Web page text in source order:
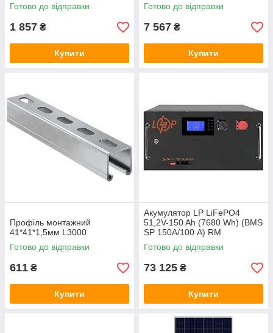
Готово до відправки
1 857 ₴
Купити
Готово до відправки
7 567 ₴
Купити
Профіль монтажний
41*41*1,5мм L3000
Готово до відправки
611 ₴
Купити
Акумулятор LP LiFePO4
51,2V-150 Ah (7680 Wh) (BMS
SP 150A/100 А) RM
RS485/CAN LCD BL
Готово до відправки
73 125 ₴
Купити